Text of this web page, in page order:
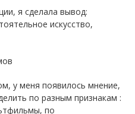
я сделала вывод:
искусство,
у меня появилось мнение,
по разным признакам :
по